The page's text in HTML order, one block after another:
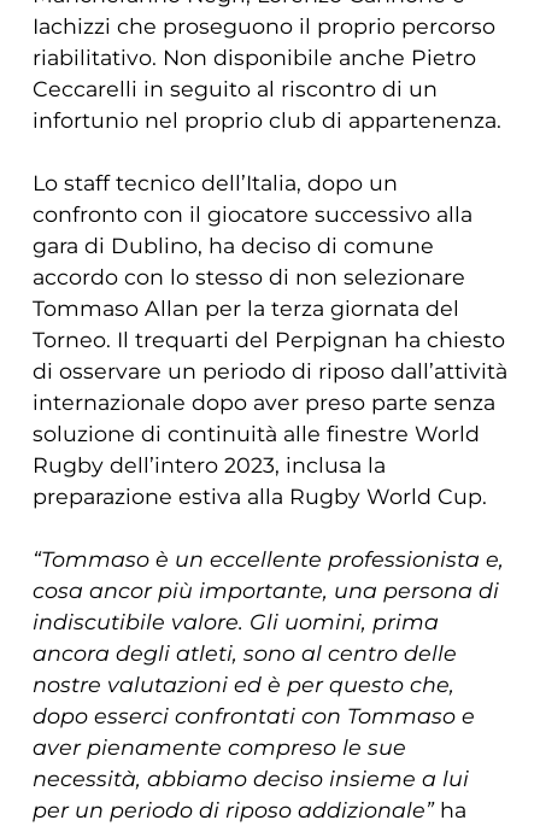
Iachizzi che proseguono il proprio percorso
riabilitativo. Non disponibile anche Pietro
Ceccarelli in seguito al riscontro di un
infortunio nel proprio club di appartenenza.
Lo staff tecnico dell’Italia, dopo un
confronto con il giocatore successivo alla
gara di Dublino, ha deciso di comune
accordo con lo stesso di non selezionare
Tommaso Allan per la terza giornata del
Torneo. Il trequarti del Perpignan ha chiesto
di osservare un periodo di riposo dall’attività
internazionale dopo aver preso parte senza
soluzione di continuità alle finestre World
Rugby dell’intero 2023, inclusa la
preparazione estiva alla Rugby World Cup.
“Tommaso è un eccellente professionista e,
cosa ancor più importante, una persona di
indiscutibile valore. Gli uomini, prima
ancora degli atleti, sono al centro delle
nostre valutazioni ed è per questo che,
dopo esserci confrontati con Tommaso e
aver pienamente compreso le sue
necessità, abbiamo deciso insieme a lui
per un periodo di riposo addizionale” ha